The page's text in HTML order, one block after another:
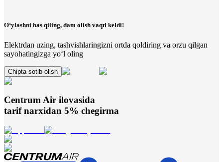
O‘ylashni bas qiling, dam olish vaqti keldi!
Elektrdan uzing, tashvishlaringizni ortda qoldiring va orzu qilgan
sayohatingizga yo‘l oling
Chipta sotib olish
Centrum Air ilovasida
tarif narxidan 5% chegirma